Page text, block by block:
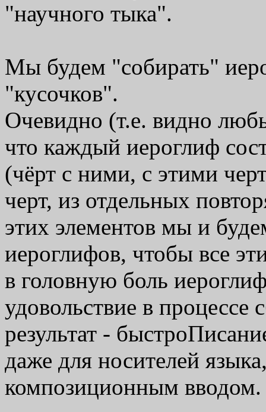
"научного тыка".
Мы будем "собирать"
"кусочков".
Очевидно (т.е. видно
что каждый иероглиф
(чёрт с ними, с этими
черт, из отдельных
этих элементов мы и
иероглифов, чтобы все
в головную боль
удовольствие в процессе
результат -
даже для носителей
композиционным вводом.